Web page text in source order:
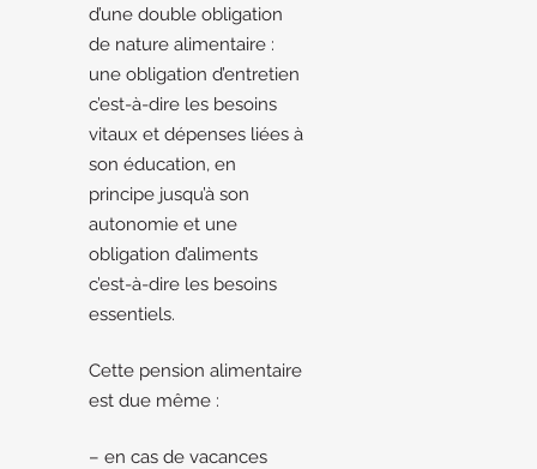
d’une double obligation
de nature alimentaire :
une obligation d’entretien
c’est-à-dire les besoins
vitaux et dépenses liées à
son éducation, en
principe jusqu’à son
autonomie et une
obligation d’aliments
c’est-à-dire les besoins
essentiels.
Cette pension alimentaire
est due même :
– en cas de vacances